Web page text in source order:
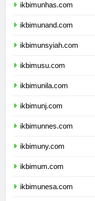
ikbimunhas.com
ikbimunand.com
ikbimunsyiah.com
ikbimusu.com
ikbimunila.com
ikbimunj.com
ikbimunnes.com
ikbimuny.com
ikbimum.com
ikbimunesa.com